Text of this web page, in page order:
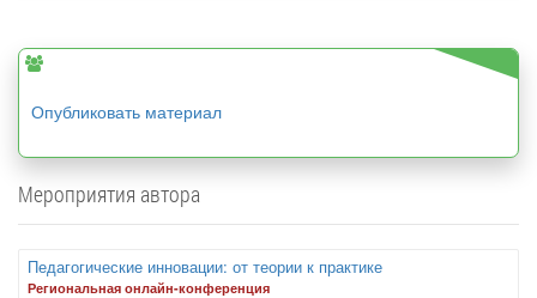
Опубликовать материал
Мероприятия автора
Педагогические инновации: от теории к практике
Региональная онлайн-конференция